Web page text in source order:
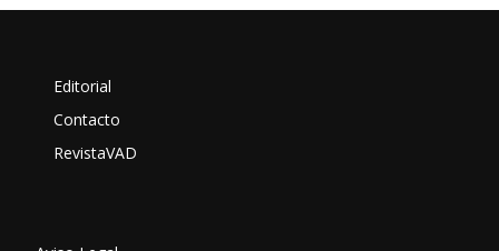
Editorial
Contacto
RevistaVAD